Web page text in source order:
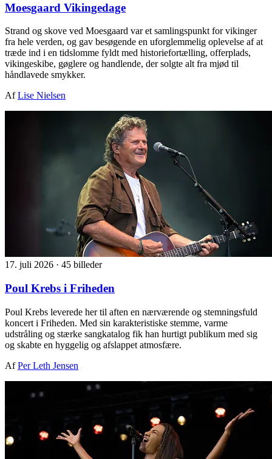
Moesgaard Vikingedage
Strand og skove ved Moesgaard var et samlingspunkt for vikinger
fra hele verden, og gav besøgende en uforglemmelig oplevelse af at
træde ind i en tidslomme fyldt med historiefortælling, offerplads,
vikingeskibe, gøglere og handlende, der solgte alt fra mjød til
håndlavede smykker.
AfLise Nielsen
17. juli 2026 · 45 billeder
Poul Krebs i Friheden
Poul Krebs leverede her til aften en nærværende og stemningsfuld
koncert i Friheden. Med sin karakteristiske stemme, varme
udstråling og stærke sangkatalog fik han hurtigt publikum med sig
og skabte en hyggelig og afslappet atmosfære.
AfPer Leth Jensen